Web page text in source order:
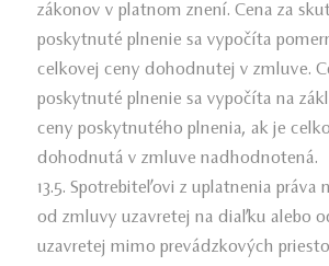
zákonov v platnom znení. Cena za
poskytnuté plnenie sa vypočíta
celkovej ceny dohodnutej v zmluve.
poskytnuté plnenie sa vypočíta na
ceny poskytnutého plnenia, ak je
dohodnutá v zmluve nadhodnotená.
13.5. Spotrebiteľovi z uplatnenia práva
od zmluvy uzavretej na diaľku alebo
uzavretej mimo prevádzkových